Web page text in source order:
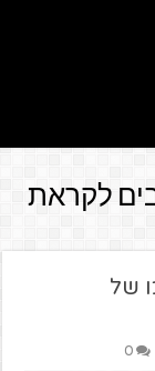
לקראת
של
0